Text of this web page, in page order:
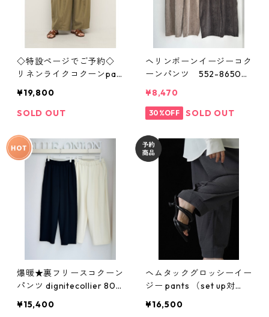
◇特設ページでご予約◇
リネンライクコクーンpan
26ss04 ¥19,800 税込
¥19,800
SOLD OUT
ヘリンボーンイージーコク
ーンパンツ 552-86509
¥8,470
30%OFF SOLD OUT
爆暖★裏フリースコクーン
パンツ dignitecollier 802
¥15,400
ヘムタックグロッシーイー
ジー pants （set up対
ントーキョー 26春ご予
¥16,500